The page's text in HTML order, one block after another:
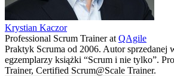
Krystian Kaczor
Professional Scrum Trainerat QAgile
Praktyk Scruma od 2006. Autor sprzedanej
egzemplarzy książki “Scrum i nie tylko”.
Trainer, Certified Scrum@Scale Trainer.